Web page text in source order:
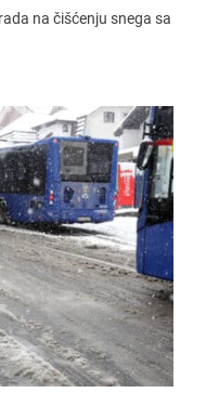
na čišćenju snega sa